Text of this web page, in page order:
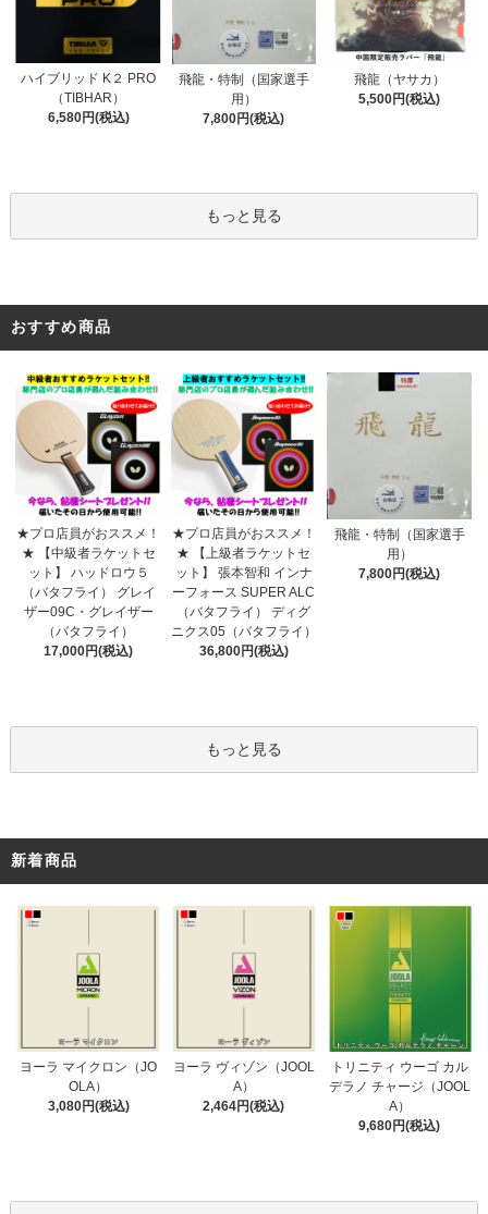
ハイブリッド K２ PRO
（TIBHAR）
6,580円(税込)
飛龍・特制（国家選手
用）
7,800円(税込)
飛龍（ヤサカ）
5,500円(税込)
もっと見る
おすすめ商品
★プロ店員がおススメ！
★ 【中級者ラケットセ
ット】 ハッドロウ５
（バタフライ） グレイ
ザー09C・グレイザー
（バタフライ）
17,000円(税込)
★プロ店員がおススメ！
★ 【上級者ラケットセ
ット】 張本智和 インナ
ーフォース SUPER ALC
（バタフライ） ディグ
ニクス05（バタフライ）
36,800円(税込)
飛龍・特制（国家選手
用）
7,800円(税込)
もっと見る
新着商品
ヨーラ マイクロン（JO
OLA）
3,080円(税込)
ヨーラ ヴィゾン（JOOL
A）
2,464円(税込)
トリニティ ウーゴ カル
デラノ チャージ（JOOL
A）
9,680円(税込)